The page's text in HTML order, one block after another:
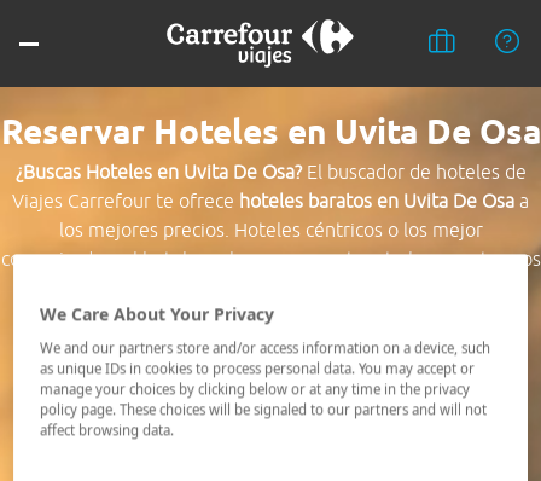
Reservar Hoteles en Uvita De Osa
¿Buscas Hoteles en Uvita De Osa?El buscador de hoteles de
Viajes Carrefour te ofrece hoteles baratos en Uvita De Osa a
los mejores precios. Hoteles céntricos o los mejor
comunicados, el hotel que busques nosotros te lo encontramos
Destino *
Fechas *
We Care About Your Privacy
We and our partners store and/or access information on a device, such
as unique IDs in cookies to process personal data. You may accept or
manage your choices by clicking below or at any time in the privacy
policy page. These choices will be signaled to our partners and will not
affect browsing data.